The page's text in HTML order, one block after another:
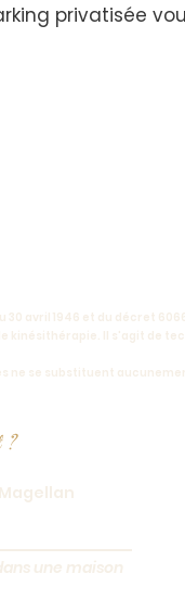
privatisée
30 avril 1946 et du décret
kinésithérapie. Il s'agit de
ne se substituent
?
une maison